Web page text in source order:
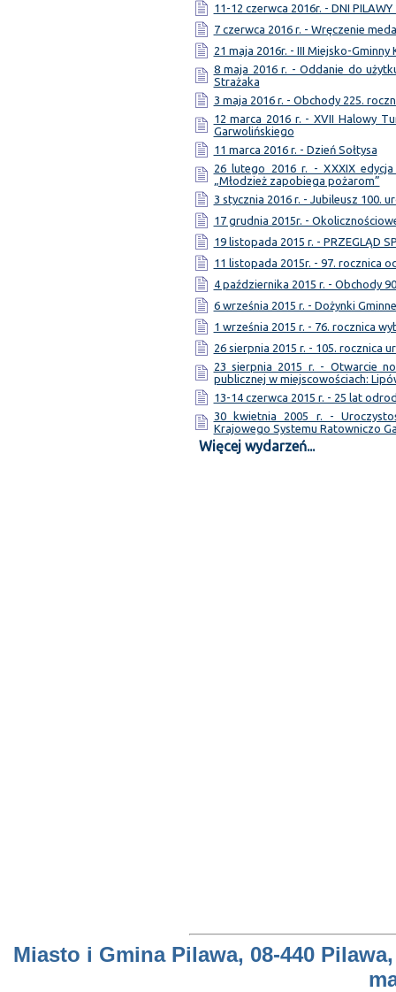
11-12 czerwca 2016r. - DNI PILAWY
7 czerwca 2016 r. - Wręczenie
21 maja 2016r. - III Miejsko-
8 maja 2016 r. - Oddanie do
Strażaka
3 maja 2016 r. - Obchody 225.
12 marca 2016 r. - XVII Halowy
Garwolińskiego
11 marca 2016 r. - Dzień Sołtysa
26 lutego 2016 r. - XXXIX
„Młodzież zapobiega pożarom”
3 stycznia 2016 r. - Jubileusz 100.
17 grudnia 2015r. -
19 listopada 2015 r. - PRZEGLĄD
11 listopada 2015r. - 97. rocznica
4 października 2015 r. - Obchody
6 września 2015 r. - Dożynki
1 września 2015 r. - 76. rocznica
26 sierpnia 2015 r. - 105. rocznica
23 sierpnia 2015 r. - Otwarcie
publicznej w miejscowościach:
13-14 czerwca 2015 r. - 25 lat
30 kwietnia 2005 r. -
Krajowego Systemu Ratowniczo
Więcej wydarzeń...
Miasto i Gmina Pilawa, 08-440